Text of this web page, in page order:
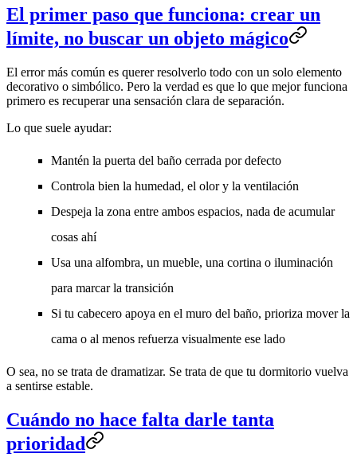
El primer paso que funciona: crear un
límite, no buscar un objeto mágico
El error más común es querer resolverlo todo con un solo elemento
decorativo o simbólico. Pero la verdad es que lo que mejor funciona
primero es recuperar una sensación clara de separación.
Lo que suele ayudar:
Mantén la puerta del baño cerrada por defecto
Controla bien la humedad, el olor y la ventilación
Despeja la zona entre ambos espacios, nada de acumular
cosas ahí
Usa una alfombra, un mueble, una cortina o iluminación
para marcar la transición
Si tu cabecero apoya en el muro del baño, prioriza mover la
cama o al menos refuerza visualmente ese lado
O sea, no se trata de dramatizar. Se trata de que tu dormitorio vuelva
a sentirse estable.
Cuándo no hace falta darle tanta
prioridad